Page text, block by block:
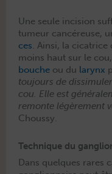
Une seule inci­sion
tumeur can­céreuse,
ces. Ain­si, la cica­trice
moins haut sur le cou,
bouche ou du lar­ynx
tou­jours de
cou. Elle est
remonte légère­ment
Choussy.
Technique du
Dans quelques rares